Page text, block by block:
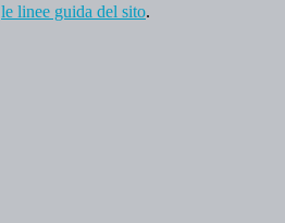
le linee guida del sito.